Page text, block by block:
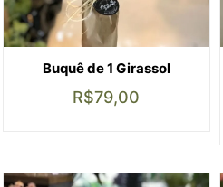
Buquê de 1 Girassol
R$79,00